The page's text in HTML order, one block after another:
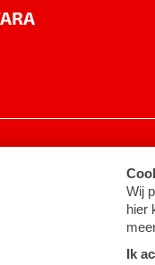
instellingen